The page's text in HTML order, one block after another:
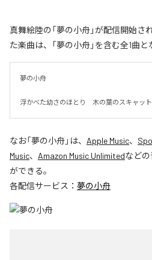
真舞絵陸の「夢の小舟」が配信開始
た楽曲は、「夢の小舟」を含む全1曲と
夢の小舟
浮かべた幼さのほとり　木の葉のスキャッ
なお「夢の小舟」は、 Apple Music、
Music、 Amazon Music Unlimitedなど
ができる。
各配信サービス： 夢の小舟